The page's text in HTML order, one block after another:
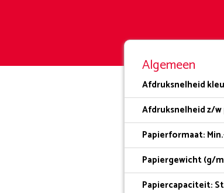
Algemeen
Afdruksnelheid
Afdruksnelheid z/
Papierformaat:
Papiergewicht (g/
Papiercapaciteit: